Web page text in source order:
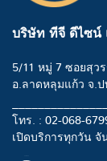
บริษัท ทีจี ดีไซน์
5/11 หมู่ 7 ซอยสุว
อ.ลาดหลุมแก้ว จ.
โทร. : 02-068-
เปิดบริการทุกวัน จั